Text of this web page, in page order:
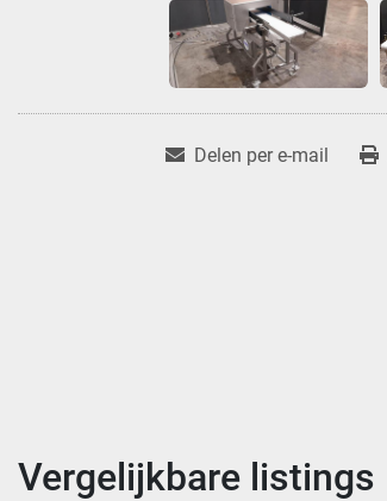
Delen per e-mail
Vergelijkbare listings